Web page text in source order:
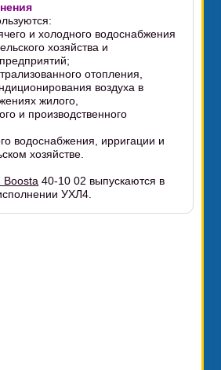
и холодного водоснабжения
хозяйства и
отопления,
воздуха в
жилого,
и производственного
водоснабжения, ирригации и
хозяйстве.
Boosta 40-10 02 выпускаются в
УХЛ4.